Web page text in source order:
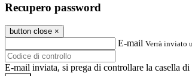
Recupero password
button close ×
E-mail Verrà inviato
E-mail inviata, si prega di controllare la casella di